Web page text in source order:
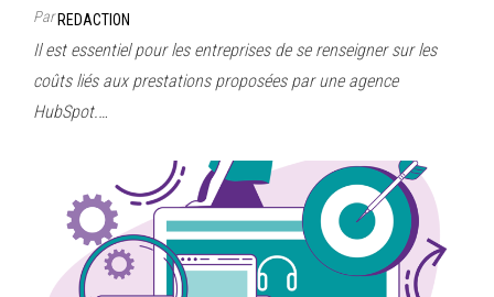
ParREDACTION
Il est essentiel pour les entreprises de se renseigner sur les
coûts liés aux prestations proposées par une agence
HubSpot.…